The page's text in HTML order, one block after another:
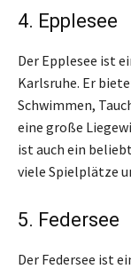
4. Epplesee
Der Epplesee ist
Karlsruhe. Er
Schwimmen,
eine große
ist auch ein
viele Spielplätze
5. Federsee
Der Federsee ist